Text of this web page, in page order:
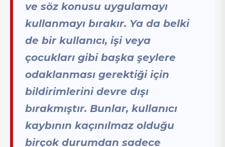
ve söz konusu uygulamayı
kullanmayı bırakır. Ya da belki
de bir kullanıcı, işi veya
çocukları gibi başka şeylere
odaklanması gerektiği için
bildirimlerini devre dışı
bırakmıştır. Bunlar, kullanıcı
kaybının kaçınılmaz olduğu
birçok durumdan sadece